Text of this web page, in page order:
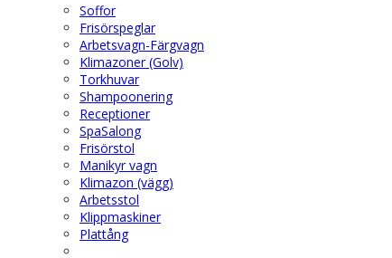
Soffor
Frisörspeglar
Arbetsvagn-Färgvagn
Klimazoner (Golv)
Torkhuvar
Shampoonering
Receptioner
SpaSalong
Frisörstol
Manikyr vagn
Klimazon (vägg)
Arbetsstol
Klippmaskiner
Plattång